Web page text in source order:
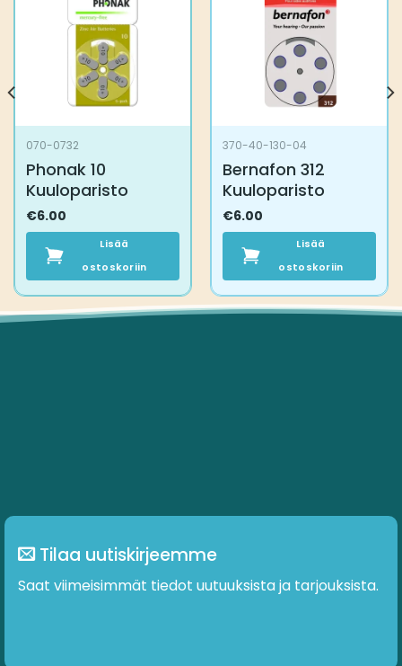
070-0732
Phonak 10
Kuuloparisto
€6.00
Lisää
ostoskoriin
370-40-130-04
Bernafon 312
Kuuloparisto
€6.00
Lisää
ostoskoriin
Tilaa uutiskirjeemme
Saat viimeisimmät tiedot uutuuksista ja tarjouksista.